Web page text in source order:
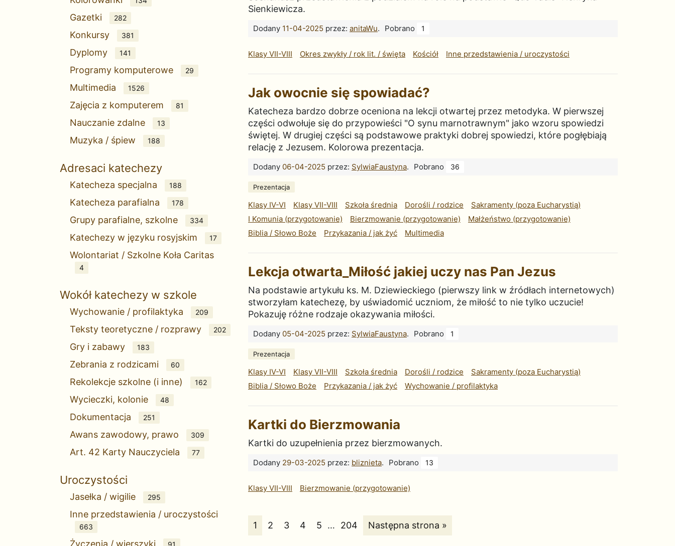
Gazetki 282
Konkursy 381
Dyplomy 141
Programy komputerowe 29
Multimedia 1526
Zajęcia z komputerem 81
Nauczanie zdalne 13
Muzyka / śpiew 188
Adresaci katechezy
Katecheza specjalna 188
Katecheza parafialna 178
Grupy parafialne, szkolne 334
Katechezy w języku rosyjskim 17
Wolontariat / Szkolne Koła Caritas
4
Wokół katechezy w szkole
Wychowanie / profilaktyka 209
Teksty teoretyczne / rozprawy 202
Gry i zabawy 183
Zebrania z rodzicami 60
Rekolekcje szkolne (i inne) 162
Wycieczki, kolonie 48
Dokumentacja 251
Awans zawodowy, prawo 309
Art. 42 Karty Nauczyciela 77
Uroczystości
Jasełka / wigilie 295
Inne przedstawienia / uroczystości
663
Życzenia / wierszyki 91
Sienkiewicza.
Dodany 11-04-2025 przez: anitaWu. Pobrano 1
Klasy VII-VIII Okres zwykły / rok lit. / święta Kościół Inne przedstawienia / uroczystości
Jak owocnie się spowiadać?
Katecheza bardzo dobrze oceniona na lekcji otwartej przez metodyka. W pierwszej
części odwołuje się do przypowieści "O synu marnotrawnym" jako wzoru spowiedzi
świętej. W drugiej części są podstawowe praktyki dobrej spowiedzi, które pogłębiają
relację z Jezusem. Kolorowa prezentacja.
Dodany 06-04-2025 przez: SylwiaFaustyna. Pobrano 36
Prezentacja
Klasy IV-VI Klasy VII-VIII Szkoła średnia Dorośli / rodzice
Sakramenty (poza Eucharystią)
I Komunia (przygotowanie)
Bierzmowanie (przygotowanie)
Małżeństwo (przygotowanie)
Biblia / Słowo Boże
Przykazania / jak żyć Multimedia
Lekcja otwarta_Miłość jakiej uczy nas Pan Jezus
Na podstawie artykułu ks. M. Dziewieckiego (pierwszy link w źródłach internetowych)
stworzyłam katechezę, by uświadomić uczniom, że miłość to nie tylko uczucie!
Pokazuję różne rodzaje okazywania miłości.
Dodany 05-04-2025 przez: SylwiaFaustyna. Pobrano 1
Prezentacja
Klasy IV-VI Klasy VII-VIII Szkoła średnia Dorośli / rodzice
Sakramenty (poza Eucharystią)
Biblia / Słowo Boże
Przykazania / jak żyć Wychowanie / profilaktyka
Kartki do Bierzmowania
Kartki do uzupełnienia przez bierzmowanych.
Dodany 29-03-2025 przez: bliznieta. Pobrano 13
Klasy VII-VIII Bierzmowanie (przygotowanie)
Aktualna strona:
1 Strona:
2 Strona:
3 Strona:
4 Strona:
5 … Strona:
204 Strona:
Następna strona »